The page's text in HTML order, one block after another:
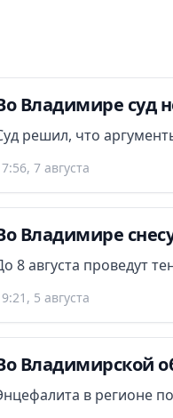
Владимире суд
решил, что
7 августа
Владимире
8 августа проведут
5 августа
Владимирской
в регионе